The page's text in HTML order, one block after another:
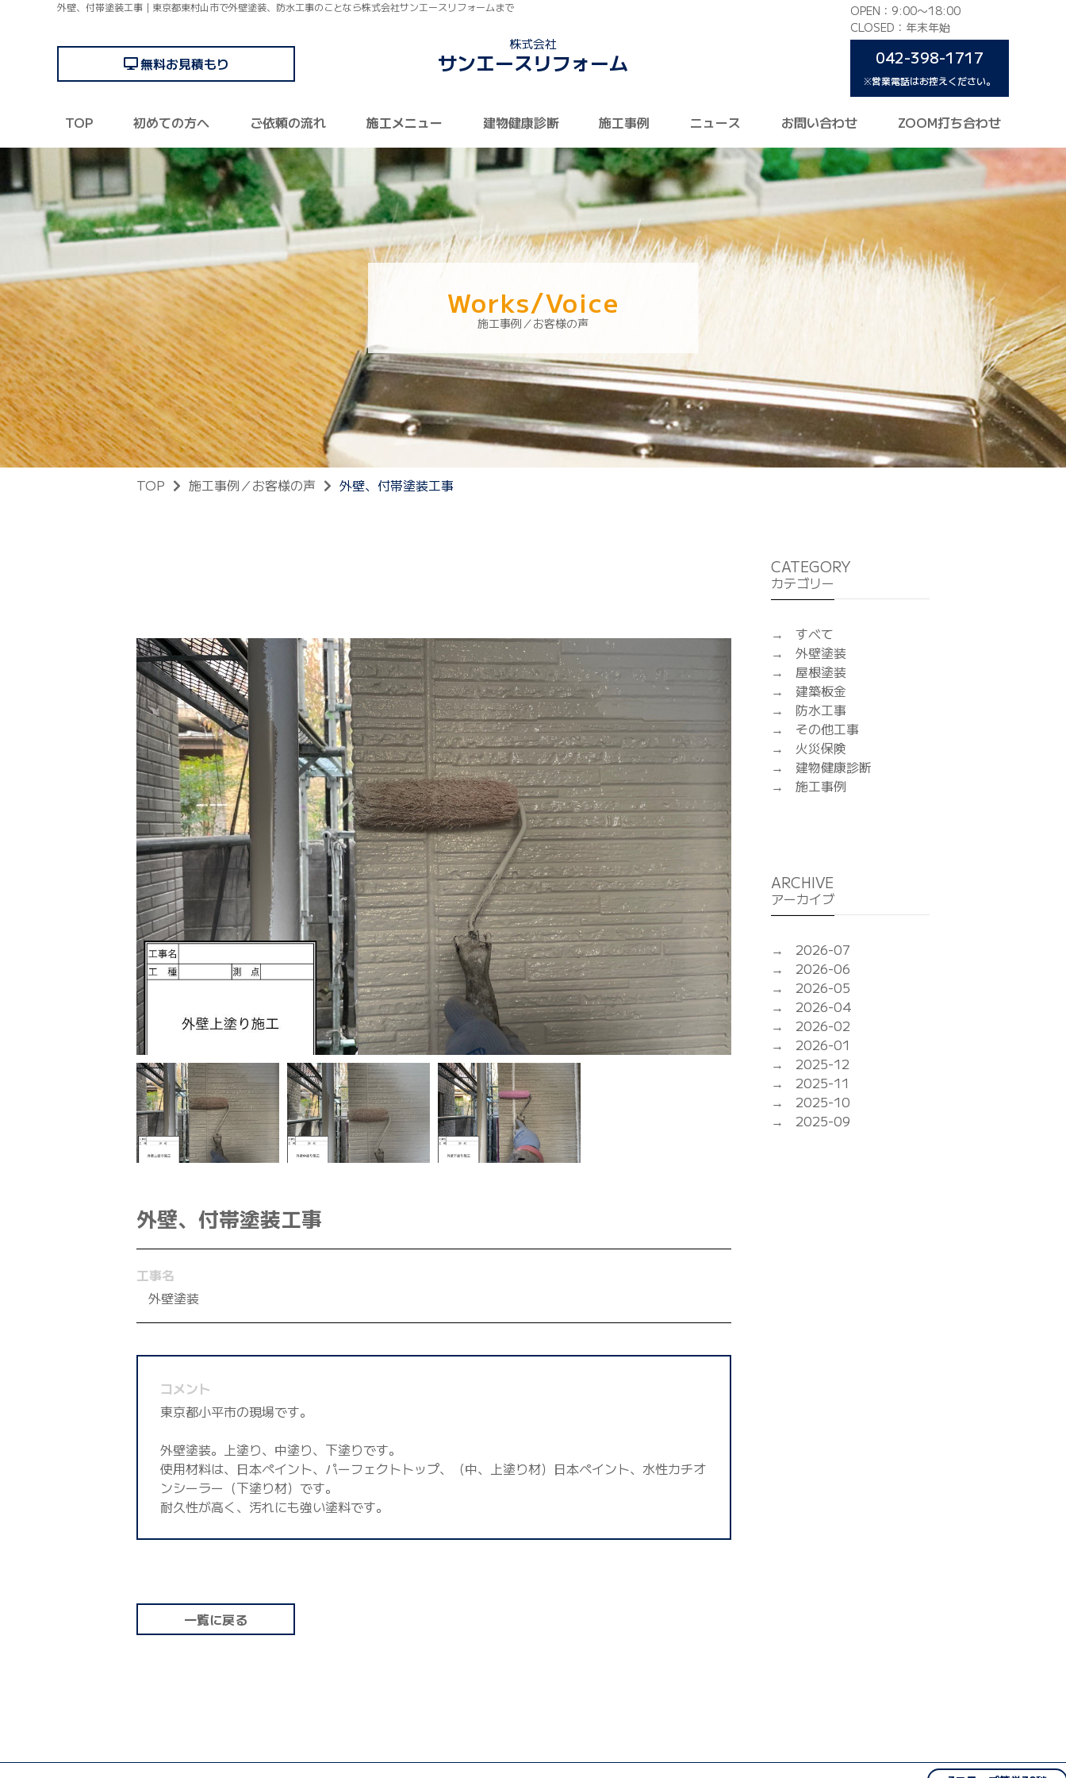
外壁、付帯塗装工事｜東京都東村山市で外壁塗装、防水工事のことなら株式会社サンエースリフォームまで
無料お見積もり
株式会社
サンエースリフォーム
OPEN：9:00〜18:00
CLOSED：年末年始
042-398-1717
※営業電話はお控えください。
TOP 初めての方へ ご依頼の流れ 施工メニュー 建物健康診断 施工事例 ニュース お問い合わせ ZOOM打ち合わせ
Works/Voice
施工事例／お客様の声
TOP 施工事例／お客様の声 外壁、付帯塗装工事
外壁、付帯塗装工事
工事名
外壁塗装
コメント
東京都小平市の現場です。
外壁塗装。上塗り、中塗り、下塗りです。
使用材料は、日本ペイント、パーフェクトトップ、（中、上塗り材）日本ペイント、水性カチオ
ンシーラー（下塗り材）です。
耐久性が高く、汚れにも強い塗料です。
CATEGORY
カテゴリー
すべて
外壁塗装
屋根塗装
建築板金
防水工事
その他工事
火災保険
建物健康診断
施工事例
ARCHIVE
アーカイブ
2026-07
2026-06
2026-05
2026-04
2026-02
2026-01
2025-12
2025-11
2025-10
2025-09
一覧に戻る